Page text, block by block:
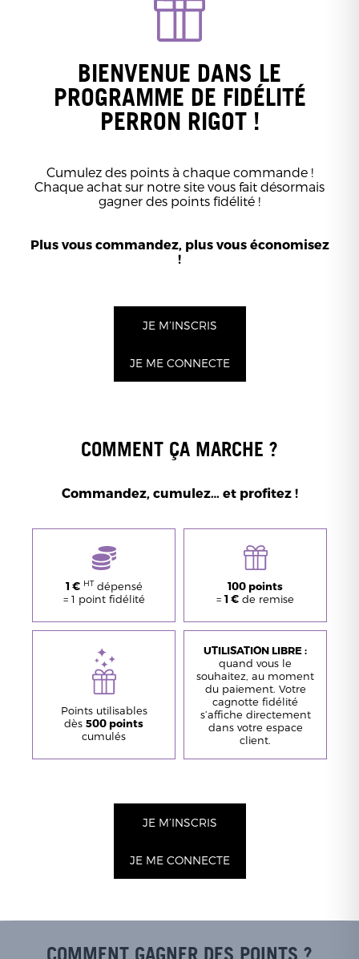
BIENVENUE DANS LE
PROGRAMME DE FIDÉLITÉ
PERRON RIGOT !
Cumulez des points à chaque commande !
Chaque achat sur notre site vous fait désormais
gagner des points fidélité !
Plus vous commandez, plus vous économisez
!
JE M’INSCRIS
JE ME CONNECTE
COMMENT ÇA MARCHE ?
Commandez, cumulez… et profitez !
1 € HT dépensé
= 1 point fidélité
100 points
= 1 € de remise
Points utilisables
dès 500 points
cumulés
UTILISATION LIBRE :
quand vous le
souhaitez, au moment
du paiement. Votre
cagnotte fidélité
s’affiche directement
dans votre espace
client.
JE M’INSCRIS
JE ME CONNECTE